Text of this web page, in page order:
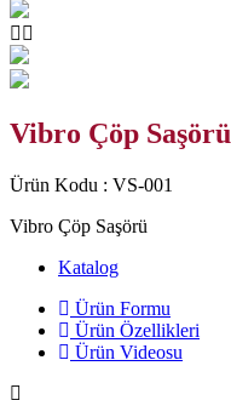
Vibro Çöp Saşörü
Ürün Kodu : VS-001
Vibro Çöp Saşörü
Katalog
Ürün Formu
Ürün Özellikleri
Ürün Videosu